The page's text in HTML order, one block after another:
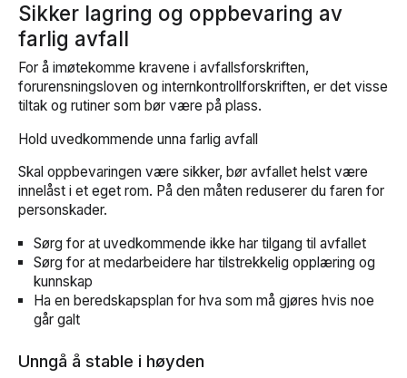
Sikker lagring og oppbevaring av
farlig avfall
For å imøtekomme kravene i avfallsforskriften,
forurensningsloven og internkontrollforskriften, er det visse
tiltak og rutiner som bør være på plass.
Hold uvedkommende unna farlig avfall
Skal oppbevaringen være sikker, bør avfallet helst være
innelåst i et eget rom. På den måten reduserer du faren for
personskader.
Sørg for at uvedkommende ikke har tilgang til avfallet
Sørg for at medarbeidere har tilstrekkelig opplæring og
kunnskap
Ha en beredskapsplan for hva som må gjøres hvis noe
går galt
Unngå å stable i høyden